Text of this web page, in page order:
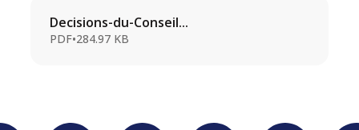
Decisions-du-Conseil...
PDF•284.97 KB